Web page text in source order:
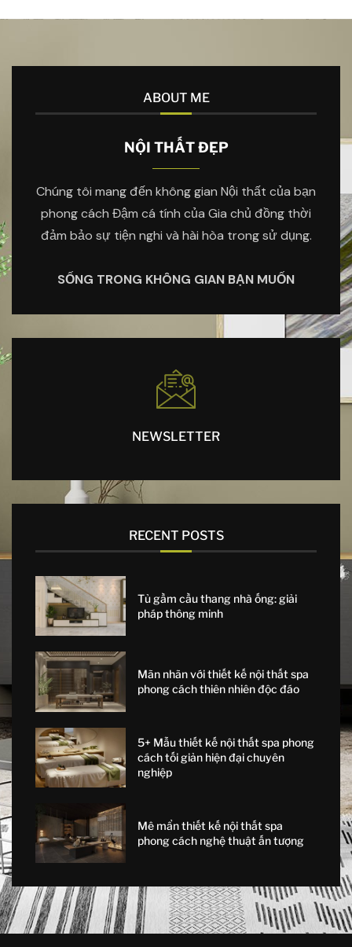
ABOUT ME
NỘI THẤT ĐẸP
Chúng tôi mang đến không gian Nội thất của bạn
phong cách Đậm cá tính của Gia chủ đồng thời
đảm bảo sự tiện nghi và hài hòa trong sử dụng.
SỐNG TRONG KHÔNG GIAN BẠN MUỐN
NEWSLETTER
RECENT POSTS
Tủ gầm cầu thang nhà ống: giải
pháp thông minh
Mãn nhãn với thiết kế nội thất spa
phong cách thiên nhiên độc đáo
5+ Mẫu thiết kế nội thất spa phong
cách tối giản hiện đại chuyên
nghiệp
Mê mẩn thiết kế nội thất spa
phong cách nghệ thuật ấn tượng